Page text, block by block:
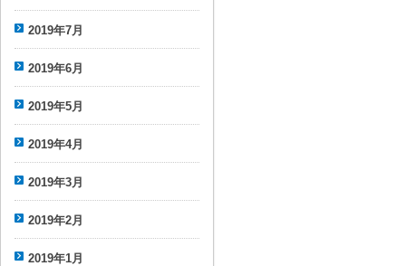
2019年7月
2019年6月
2019年5月
2019年4月
2019年3月
2019年2月
2019年1月